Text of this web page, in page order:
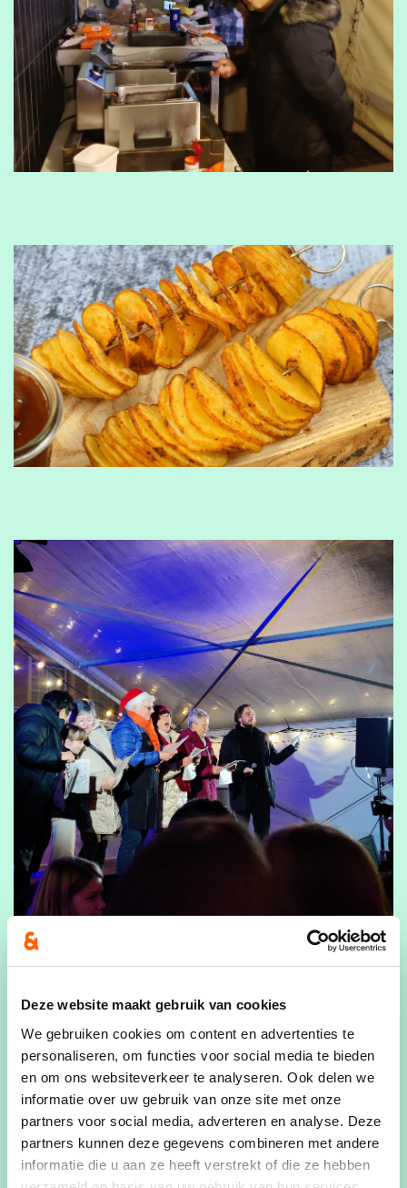
Deze website maakt gebruik van cookies
We gebruiken cookies om content en advertenties te
personaliseren, om functies voor social media te bieden
en om ons websiteverkeer te analyseren. Ook delen we
informatie over uw gebruik van onze site met onze
partners voor social media, adverteren en analyse. Deze
partners kunnen deze gegevens combineren met andere
informatie die u aan ze heeft verstrekt of die ze hebben